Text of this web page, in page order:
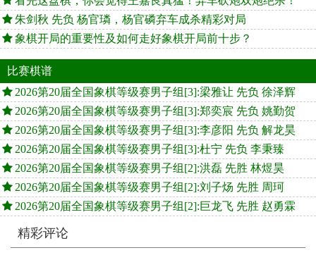
朱剑秋 先负 杨官璘，杨官磷弃车成杀精彩对局
象棋开局的重要性及如何走好象棋开局前十步？
比赛棋谱
2026第20届全国象棋等级赛男子组[3]:梁雅让 先负 徐泽辉
2026第20届全国象棋等级赛男子组[3]:郑奕宸 先负 姚勤贺
2026第20届全国象棋等级赛男子组[3]:李彦阳 先负 解龙昊
2026第20届全国象棋等级赛男子组[3]:杜宁 先负 李秉臻
2026第20届全国象棋等级赛男子组[2]:洪磊 先胜 林煜昊
2026第20届全国象棋等级赛男子组[2]:刘子炀 先胜 周珂
2026第20届全国象棋等级赛男子组[2]:巨龙飞 先胜 赵勇霖
精彩评论